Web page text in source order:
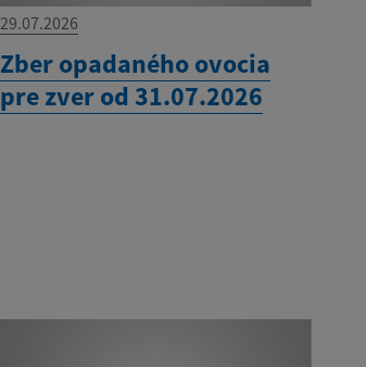
29.07.2026
Zber opadaného ovocia
pre zver od 31.07.2026